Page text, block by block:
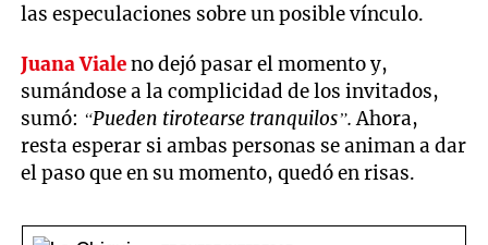
las especulaciones sobre un posible vínculo.
Juana Vialeno dejó pasar el momento y,
sumándose a la complicidad de los invitados,
sumó: “Pueden tirotearse tranquilos”.Ahora,
resta esperar si ambas personas se animan a dar
el paso que en su momento, quedó en risas.